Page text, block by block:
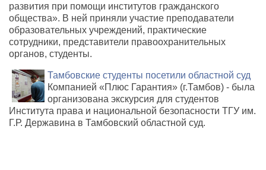
развития при помощи институтов гражданского
общества». В ней приняли участие преподаватели
образовательных учреждений, практические
сотрудники, представители правоохранительных
органов, студенты.
Тамбовские студенты посетили областной суд
Компанией «Плюс Гарантия» (г.Тамбов) - была
организована экскурсия для студентов
Института права и национальной безопасности ТГУ им.
Г.Р. Державина в Тамбовский областной суд.